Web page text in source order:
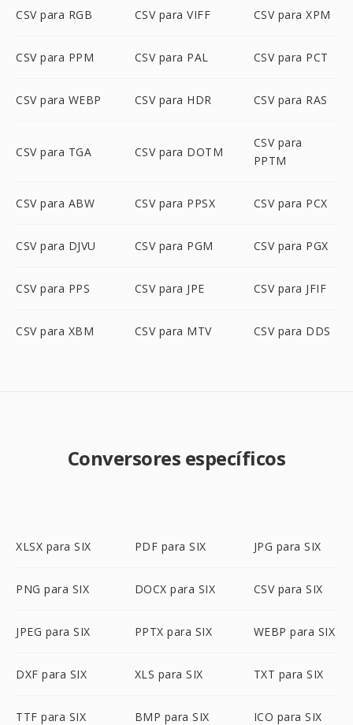
CSV para RGB CSV para VIFF CSV para XPM
CSV para PPM CSV para PAL CSV para PCT
CSV para WEBP CSV para HDR CSV para RAS
CSV para TGA CSV para DOTM
CSV para
PPTM
CSV para ABW CSV para PPSX CSV para PCX
CSV para DJVU CSV para PGM CSV para PGX
CSV para PPS CSV para JPE CSV para JFIF
CSV para XBM CSV para MTV CSV para DDS
Conversores específicos
XLSX para SIX PDF para SIX JPG para SIX
PNG para SIX DOCX para SIX CSV para SIX
JPEG para SIX PPTX para SIX WEBP para SIX
DXF para SIX XLS para SIX TXT para SIX
TTF para SIX BMP para SIX ICO para SIX